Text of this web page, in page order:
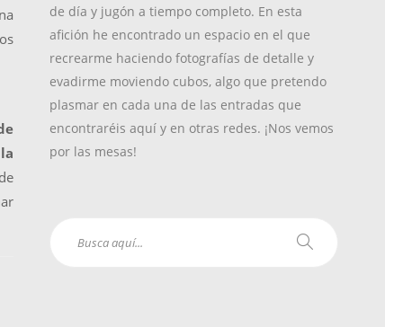
m
de día y jugón a tiempo completo. En esta
afición he encontrado un espacio en el que
recrearme haciendo fotografías de detalle y
evadirme moviendo cubos, algo que pretendo
plasmar en cada una de las entradas que
encontraréis aquí y en otras redes. ¡Nos vemos
por las mesas!